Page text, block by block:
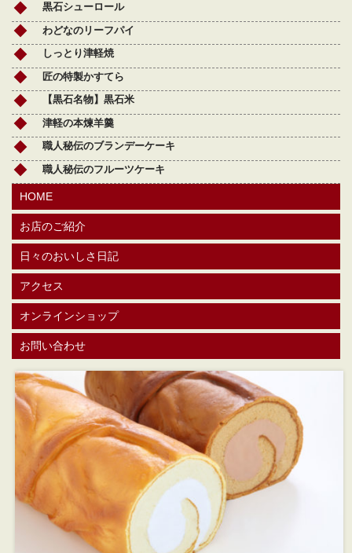
黒石シューロール
わどなのリーフパイ
しっとり津軽焼
匠の特製かすてら
【黒石名物】黒石米
津軽の本煉羊羹
職人秘伝のブランデーケーキ
職人秘伝のフルーツケーキ
HOME
お店のご紹介
日々のおいしさ日記
アクセス
オンラインショップ
お問い合わせ